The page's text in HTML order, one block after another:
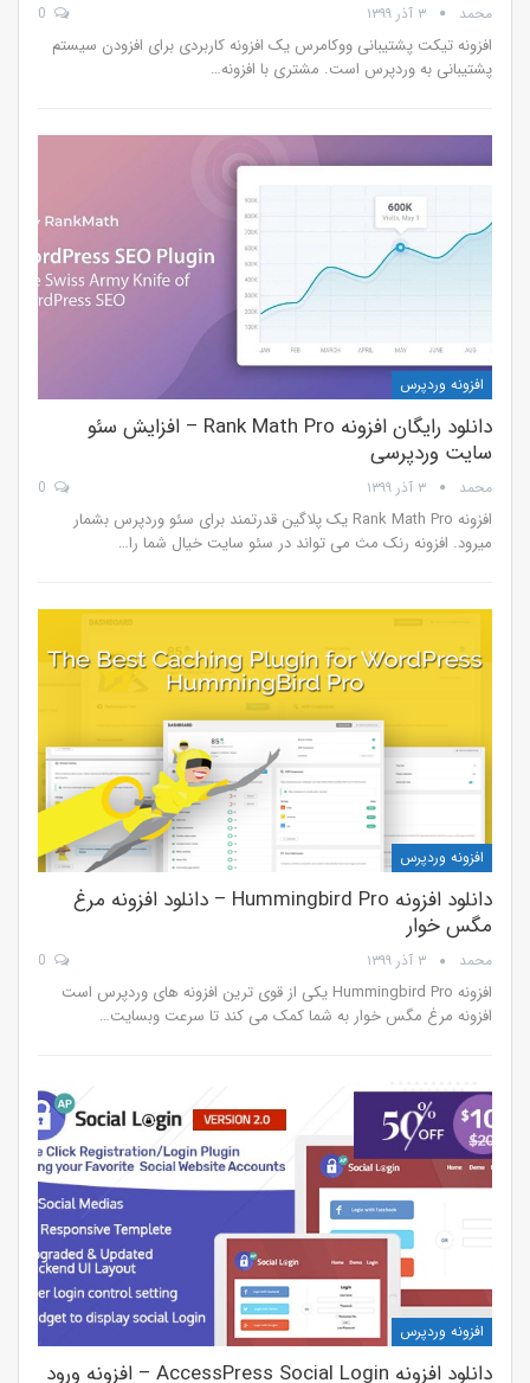
محمد ۳ آذر ۱۳۹۹
افزونه تیکت پشتیبانی ووکامرس یک افزونه کاربردی برای افزودن سیستم
پشتیبانی به وردپرس است. مشتری با افزونه…
افزونه وردپرس
دانلود رایگان افزونه Rank Math Pro – افزایش سئو
سایت وردپرسی
محمد ۳ آذر ۱۳۹۹
افزونه Rank Math Pro یک پلاگین قدرتمند برای سئو وردپرس بشمار
میرود. افزونه رنک مث می تواند در سئو سایت خیال شما را…
افزونه وردپرس
دانلود افزونه Hummingbird Pro – دانلود افزونه مرغ
مگس خوار
محمد ۳ آذر ۱۳۹۹
افزونه Hummingbird Pro یکی از قوی ترین افزونه های وردپرس است
افزونه مرغ مگس خوار به شما کمک می کند تا سرعت وبسایت…
افزونه وردپرس
دانلود افزونه AccessPress Social Login – افزونه ورود